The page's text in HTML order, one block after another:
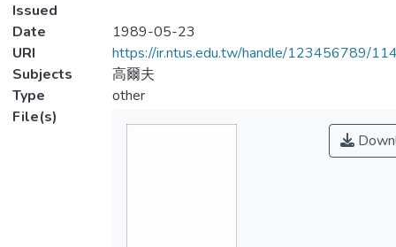
Issued
Date
1989-05-23
URI
https://ir.ntus.edu.tw/handle/123456789/
Subjects
高爾夫
Type
other
File(s)